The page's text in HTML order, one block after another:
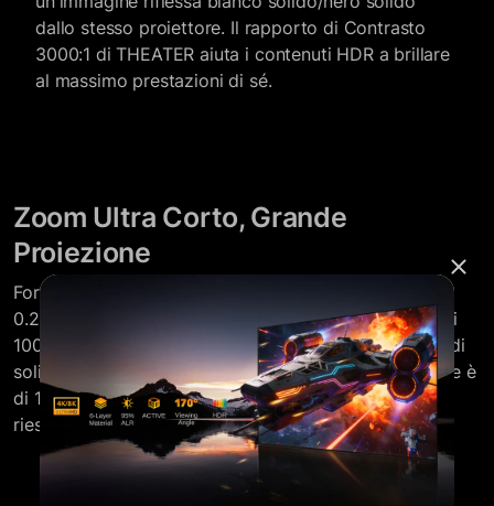
dallo stesso proiettore. Il rapporto di Contrasto
3000:1 di THEATER aiuta i contenuti HDR a brillare
al massimo prestazioni di sé.
Zoom Ultra Corto, Grande
Proiezione
Formovie THEATER ha una funzione di proiezione di
0.23:1, che gli consente di proiettare una proiezione di
100 pollici con una distanza di proiezione ultra corta di
soli 9 pollici. La sua dimensione massima di proiezione è
di 150 pollici. Grazie all'installazione facile, THEATER
riesci a godere ovunque in casa.